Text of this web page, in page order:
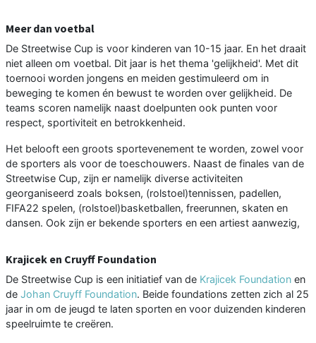
Meer dan voetbal
De Streetwise Cup is voor kinderen van 10-15 jaar. En het draait
niet alleen om voetbal. Dit jaar is het thema 'gelijkheid'. Met dit
toernooi worden jongens en meiden gestimuleerd om in
beweging te komen én bewust te worden over gelijkheid. De
teams scoren namelijk naast doelpunten ook punten voor
respect, sportiviteit en betrokkenheid.
Het belooft een groots sportevenement te worden, zowel voor
de sporters als voor de toeschouwers. Naast de finales van de
Streetwise Cup, zijn er namelijk diverse activiteiten
georganiseerd zoals boksen, (rolstoel)tennissen, padellen,
FIFA22 spelen, (rolstoel)basketballen, freerunnen, skaten en
dansen. Ook zijn er bekende sporters en een artiest aanwezig,
Krajicek en Cruyff Foundation
De Streetwise Cup is een initiatief van de Krajicek Foundation en
de Johan Cruyff Foundation. Beide foundations zetten zich al 25
jaar in om de jeugd te laten sporten en voor duizenden kinderen
speelruimte te creëren.